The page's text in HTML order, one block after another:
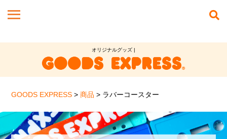
オリジナルグッズ |
GOODS EXPRESS >商品 > ラバーコースター